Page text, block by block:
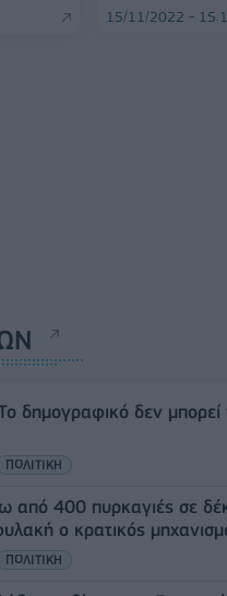
15/11/2022 -
δημογραφικό δεν μπορεί
ΠΟΛΙΤΙΚΗ
από 400 πυρκαγιές σε
ο κρατικός
ΠΟΛΙΤΙΚΗ